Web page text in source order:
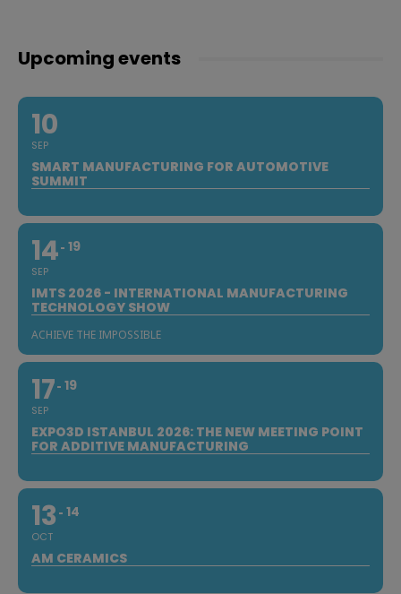
Upcoming events
10
SEP
SMART MANUFACTURING FOR AUTOMOTIVE
SUMMIT
14
SEP
19
IMTS 2026 - INTERNATIONAL MANUFACTURING
TECHNOLOGY SHOW
ACHIEVE THE IMPOSSIBLE
17
SEP
19
EXPO3D ISTANBUL 2026: THE NEW MEETING POINT
FOR ADDITIVE MANUFACTURING
13
OCT
14
AM CERAMICS